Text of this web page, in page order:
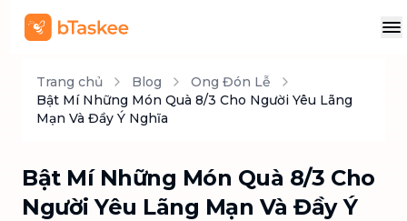
Trang chủ Blog
Ong Đón Lễ
Bật Mí Những Món Quà 8/3 Cho Người Yêu Lãng
Mạn Và Đầy Ý Nghĩa
Bật Mí Những Món Quà 8/3 Cho
Người Yêu Lãng Mạn Và Đầy Ý